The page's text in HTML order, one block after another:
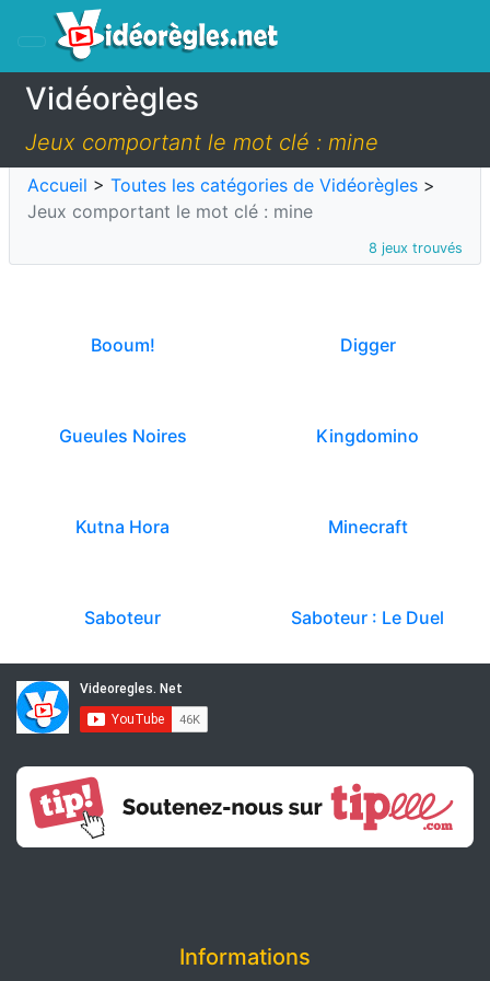
Vidéorègles
Jeux comportant le mot clé : mine
Accueil > Toutes les catégories de Vidéorègles >
Jeux comportant le mot clé : mine
8 jeux trouvés
Booum! Digger
Gueules Noires Kingdomino
Kutna Hora Minecraft
Saboteur Saboteur : Le Duel
Informations